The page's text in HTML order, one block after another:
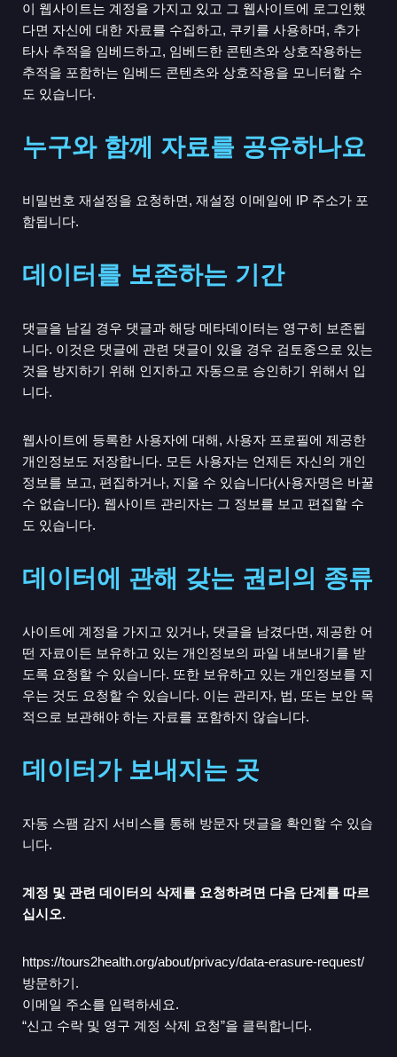
이 웹사이트는 계정을 가지고 있고 그 웹사이트에 로그인했
다면 자신에 대한 자료를 수집하고, 쿠키를 사용하며, 추가
타사 추적을 임베드하고, 임베드한 콘텐츠와 상호작용하는
추적을 포함하는 임베드 콘텐츠와 상호작용을 모니터할 수
도 있습니다.
누구와 함께 자료를 공유하나요
비밀번호 재설정을 요청하면, 재설정 이메일에 IP 주소가 포
함됩니다.
데이터를 보존하는 기간
댓글을 남길 경우 댓글과 해당 메타데이터는 영구히 보존됩
니다. 이것은 댓글에 관련 댓글이 있을 경우 검토중으로 있는
것을 방지하기 위해 인지하고 자동으로 승인하기 위해서 입
니다.
웹사이트에 등록한 사용자에 대해, 사용자 프로필에 제공한
개인정보도 저장합니다. 모든 사용자는 언제든 자신의 개인
정보를 보고, 편집하거나, 지울 수 있습니다(사용자명은 바꿀
수 없습니다). 웹사이트 관리자는 그 정보를 보고 편집할 수
도 있습니다.
데이터에 관해 갖는 권리의 종류
사이트에 계정을 가지고 있거나, 댓글을 남겼다면, 제공한 어
떤 자료이든 보유하고 있는 개인정보의 파일 내보내기를 받
도록 요청할 수 있습니다. 또한 보유하고 있는 개인정보를 지
우는 것도 요청할 수 있습니다. 이는 관리자, 법, 또는 보안 목
적으로 보관해야 하는 자료를 포함하지 않습니다.
데이터가 보내지는 곳
자동 스팸 감지 서비스를 통해 방문자 댓글을 확인할 수 있습
니다.
계정 및 관련 데이터의 삭제를 요청하려면 다음 단계를 따르
십시오.
https://tours2health.org/about/privacy/data-erasure-request/
방문하기.
이메일 주소를 입력하세요.
“신고 수락 및 영구 계정 삭제 요청”을 클릭합니다.